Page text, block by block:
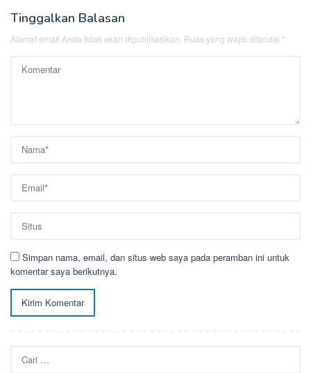
Tinggalkan Balasan
Alamat email Anda tidak akan dipublikasikan. Ruas yang wajib ditandai *
Simpan nama, email, dan situs web saya pada peramban ini untuk
komentar saya berikutnya.
untuk: